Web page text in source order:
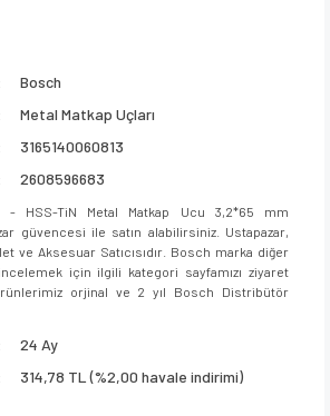
Bosch
Metal Matkap Uçları
3165140060813
2608596683
- HSS-TiN Metal Matkap Ucu 3,2*65 mm
güvencesi ile satın alabilirsiniz. Ustapazar,
ve Aksesuar Satıcısıdır. Bosch marka diğer
için ilgili kategori sayfamızı ziyaret
orjinal ve 2 yıl Bosch Distribütör
24 Ay
314,78 TL (%2,00 havale indirimi)